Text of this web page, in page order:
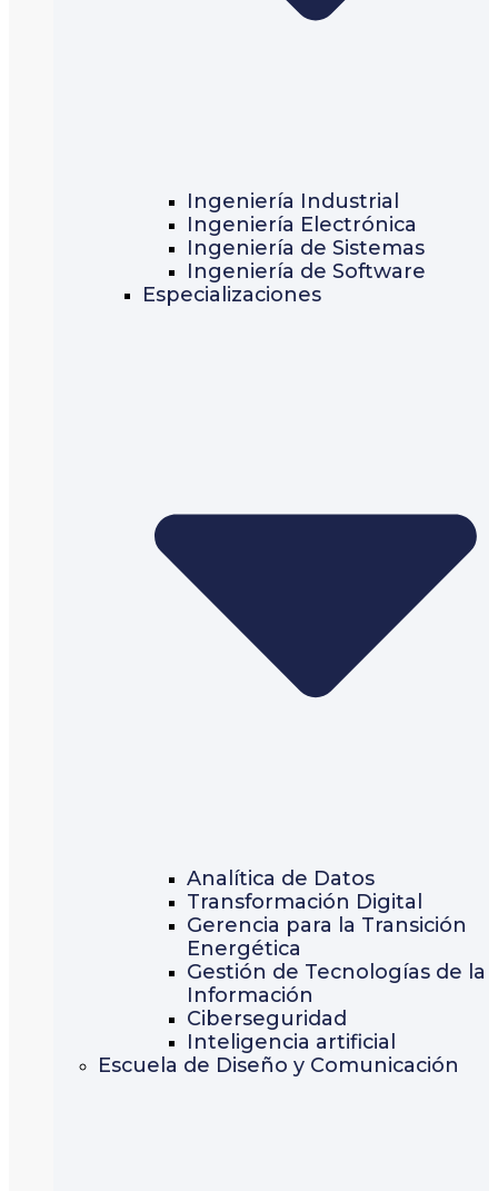
Ingeniería Industrial
Ingeniería Electrónica
Ingeniería de Sistemas
Ingeniería de Software
Especializaciones
Analítica de Datos
Transformación Digital
Gerencia para la Transición
Energética
Gestión de Tecnologías de la
Información
Ciberseguridad
Inteligencia artificial
Escuela de Diseño y Comunicación